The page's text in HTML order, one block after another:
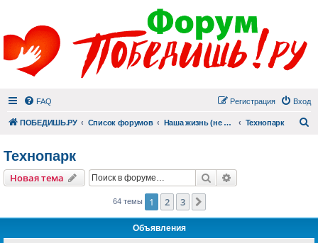
FAQ Вход
Регистрация
ПОБЕДИШЬ.РУ Список форумов Наша жизнь (не всё же о суициде!) Технопарк
Технопарк
Новая тема Поиск
64 темы 1 2 3
Объявления